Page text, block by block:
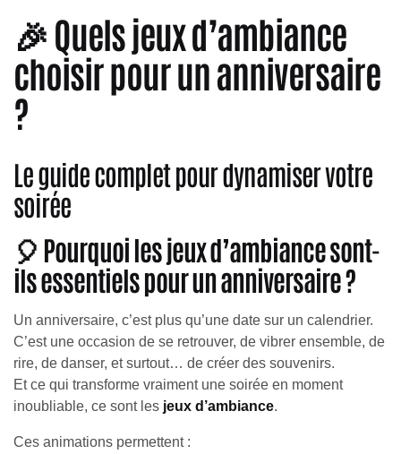
🎉 Quels jeux d’ambiance
choisir pour un anniversaire
?
Le guide complet pour dynamiser votre
soirée
🎈 Pourquoi les jeux d’ambiance sont-
ils essentiels pour un anniversaire ?
Un anniversaire, c’est plus qu’une date sur un calendrier.
C’est une occasion de se retrouver, de vibrer ensemble, de
rire, de danser, et surtout… de créer des souvenirs.
Et ce qui transforme vraiment une soirée en moment
inoubliable, ce sont les jeux d’ambiance.
Ces animations permettent :